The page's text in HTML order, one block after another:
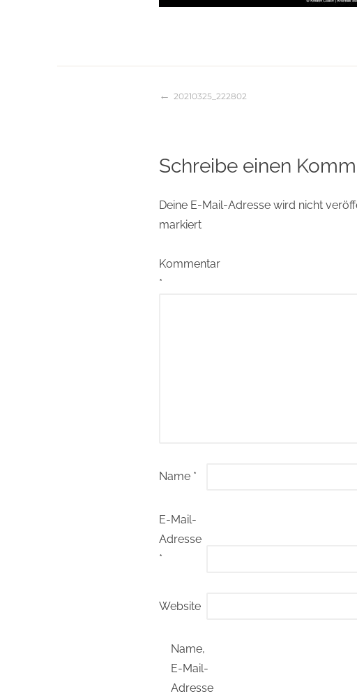
Beitragsnavigation
20210325_222802
Schreibe einen
Deine E-Mail-Adresse wird nicht
markiert
Kommentar
*
Name *
E-Mail-
Adresse
*
Website
Name,
E-Mail-
Adresse